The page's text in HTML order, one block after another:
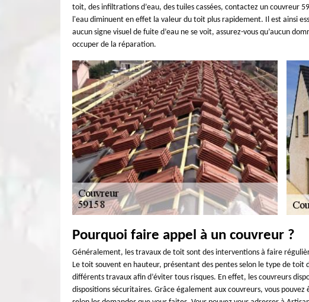
toit, des infiltrations d’eau, des tuiles cassées, contactez un couvreur
l'eau diminuent en effet la valeur du toit plus rapidement. Il est ainsi
aucun signe visuel de fuite d’eau ne se voit, assurez-vous qu’aucun
occuper de la réparation.
Pourquoi faire appel à un couvreur ?
Généralement, les travaux de toit sont des interventions à faire
Le toit souvent en hauteur, présentant des pentes selon le type de toit
différents travaux afin d’éviter tous risques. En effet, les couvreurs
dispositions sécuritaires. Grâce également aux couvreurs, vous